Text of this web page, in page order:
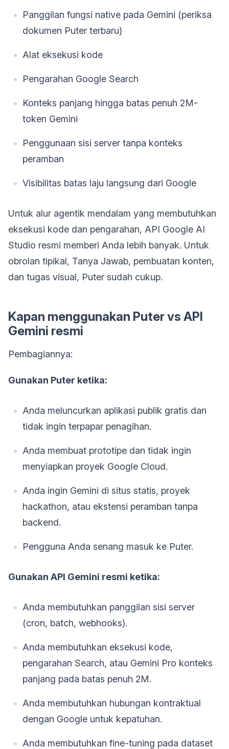
Panggilan fungsi native pada Gemini (periksa
dokumen Puter terbaru)
Alat eksekusi kode
Pengarahan Google Search
Konteks panjang hingga batas penuh 2M-
token Gemini
Penggunaan sisi server tanpa konteks
peramban
Visibilitas batas laju langsung dari Google
Untuk alur agentik mendalam yang membutuhkan
eksekusi kode dan pengarahan, API Google AI
Studio resmi memberi Anda lebih banyak. Untuk
obrolan tipikal, Tanya Jawab, pembuatan konten,
dan tugas visual, Puter sudah cukup.
Kapan menggunakan Puter vs API
Gemini resmi
Pembagiannya:
Gunakan Puter ketika:
Anda meluncurkan aplikasi publik gratis dan
tidak ingin terpapar penagihan.
Anda membuat prototipe dan tidak ingin
menyiapkan proyek Google Cloud.
Anda ingin Gemini di situs statis, proyek
hackathon, atau ekstensi peramban tanpa
backend.
Pengguna Anda senang masuk ke Puter.
Gunakan API Gemini resmi ketika:
Anda membutuhkan panggilan sisi server
(cron, batch, webhooks).
Anda membutuhkan eksekusi kode,
pengarahan Search, atau Gemini Pro konteks
panjang pada batas penuh 2M.
Anda membutuhkan hubungan kontraktual
dengan Google untuk kepatuhan.
Anda membutuhkan fine-tuning pada dataset